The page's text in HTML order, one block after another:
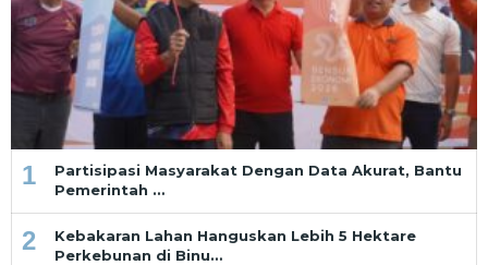
1
Partisipasi Masyarakat Dengan Data Akurat, Bantu
Pemerintah …
2
Kebakaran Lahan Hanguskan Lebih 5 Hektare
Perkebunan di Binu…